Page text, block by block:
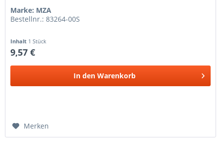
Marke: MZA
Bestellnr.: 83264-00S
Inhalt 1 Stück
9,57 €
In den Warenkorb
Merken